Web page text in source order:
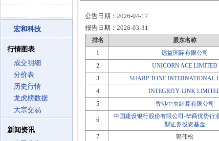
宏和科技
行情图表
成交明细
分价表
历史行情
龙虎榜数据
大宗交易
新闻资讯
公告日期： 2026-04-17
报告日期： 2026-03-31
排名
股东名称
1
远益国际有限公司
2
UNICORN ACE LIMITED
3
SHARP TONE INTERNATIONAL
4
INTEGRITY LINK
5
香港中央结算有限公司
6
中国建设银行股份有限公司-华商优势行
型证券投资基金
7
郭伟松